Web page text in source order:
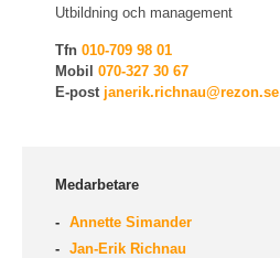
Utbildning och management
Tfn 010-709 98 01
Mobil 070-327 30 67
E-post janerik.richnau@rezon.se
Medarbetare
Annette Simander
Jan-Erik Richnau